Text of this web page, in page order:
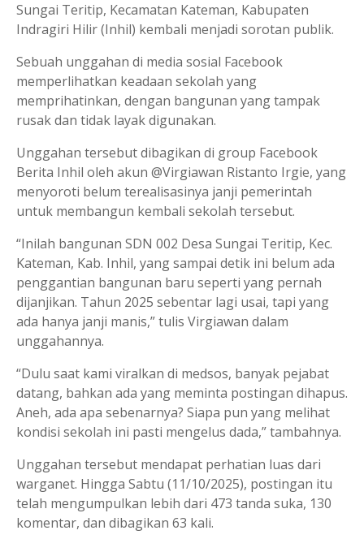
Sungai Teritip, Kecamatan Kateman, Kabupaten
Indragiri Hilir (Inhil) kembali menjadi sorotan publik.
Sebuah unggahan di media sosial Facebook
memperlihatkan keadaan sekolah yang
memprihatinkan, dengan bangunan yang tampak
rusak dan tidak layak digunakan.
Unggahan tersebut dibagikan di group Facebook
Berita Inhil oleh akun @Virgiawan Ristanto Irgie, yang
menyoroti belum terealisasinya janji pemerintah
untuk membangun kembali sekolah tersebut.
“Inilah bangunan SDN 002 Desa Sungai Teritip, Kec.
Kateman, Kab. Inhil, yang sampai detik ini belum ada
penggantian bangunan baru seperti yang pernah
dijanjikan. Tahun 2025 sebentar lagi usai, tapi yang
ada hanya janji manis,” tulis Virgiawan dalam
unggahannya.
“Dulu saat kami viralkan di medsos, banyak pejabat
datang, bahkan ada yang meminta postingan dihapus.
Aneh, ada apa sebenarnya? Siapa pun yang melihat
kondisi sekolah ini pasti mengelus dada,” tambahnya.
Unggahan tersebut mendapat perhatian luas dari
warganet. Hingga Sabtu (11/10/2025), postingan itu
telah mengumpulkan lebih dari 473 tanda suka, 130
komentar, dan dibagikan 63 kali.